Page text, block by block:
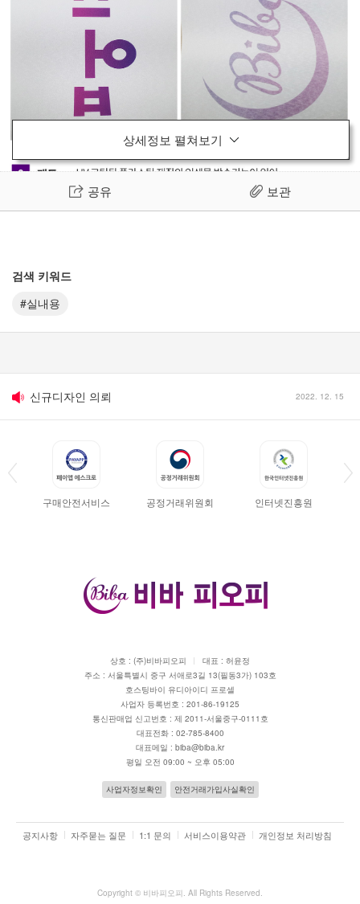
상세정보 펼쳐보기
공유 보관
검색 키워드
#실내용
세금계산서 발행요청 2011. 01. 24
신규디자인 의뢰
구매안전서비스 공정거래위원회 인터넷진흥원
상호 : (주)비바피오피
대표 : 허윤정
주소 : 서울특별시 중구 서애로3길 13(필동3가) 103호
호스팅바이 유디아이디 프로셀
사업자 등록번호 : 201-86-19125
통신판매업 신고번호 : 제 2011-서울중구-0111호
대표전화 : 02-785-8400
대표메일 : biba@biba.kr
평일 오전 09:00 ~ 오후 05:00
사업자정보확인 안전거래가입사실확인
공지사항 자주묻는 질문 1:1 문의 서비스이용약관 개인정보 처리방침
Copyright © 비바피오피. All Rights Reserved.